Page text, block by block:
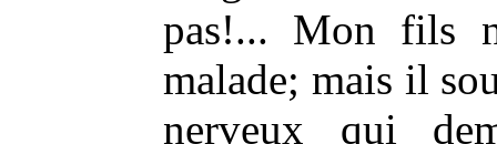
pas!... Mon fils
malade; mais il
nerveux qui